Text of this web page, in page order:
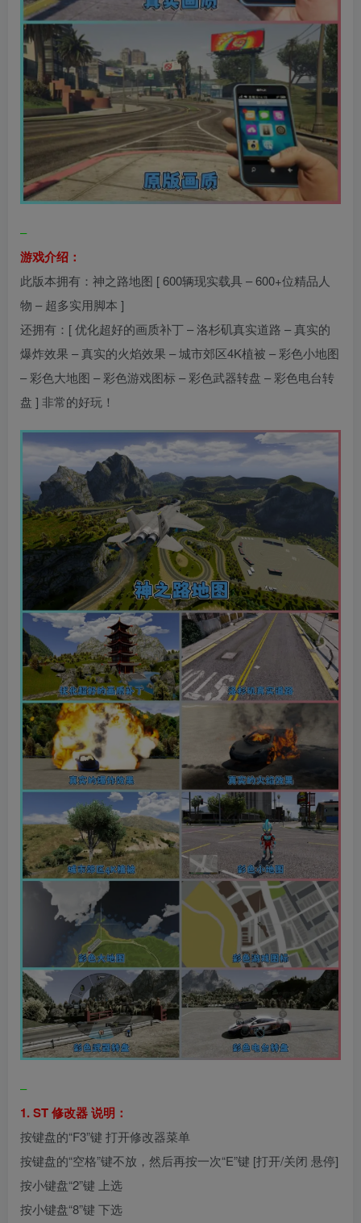
–
游戏介绍：
此版本拥有：神之路地图 [ 600辆现实载具 – 600+位精品人
物 – 超多实用脚本 ]
还拥有：[ 优化超好的画质补丁 – 洛杉矶真实道路 – 真实的
爆炸效果 – 真实的火焰效果 – 城市郊区4K植被 – 彩色小地图
– 彩色大地图 – 彩色游戏图标 – 彩色武器转盘 – 彩色电台转
盘 ] 非常的好玩！
–
1. ST 修改器 说明：
按键盘的“F3”键 打开修改器菜单
按键盘的“空格”键不放，然后再按一次“E”键 [打开/关闭 悬停]
按小键盘“2”键 上选
按小键盘“8”键 下选